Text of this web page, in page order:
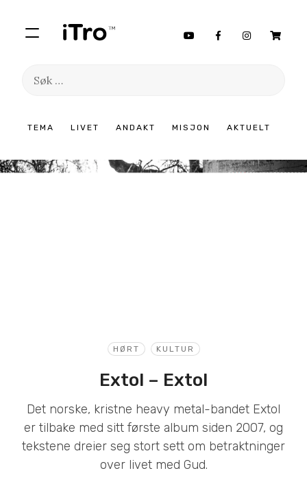
TEMA LIVET ANDAKT MISJON AKTUELT
Søk
innhold
HØRT KULTUR
Extol – Extol
Det norske, kristne heavy metal-bandet Extol
er tilbake med sitt første album siden 2007, og
tekstene dreier seg stort sett om betraktninger
over livet med Gud.